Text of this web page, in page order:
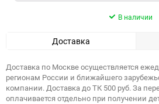
В наличии
Доставка
Доставка по Москве осуществляется
регионам России и ближайшего
компании. Доставка до ТК 500 руб. За
оплачивается отдельно при получении